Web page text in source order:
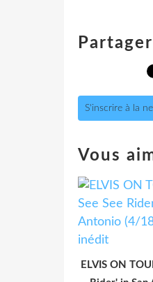
S'inscrire à la
Vous
ELVIS ON